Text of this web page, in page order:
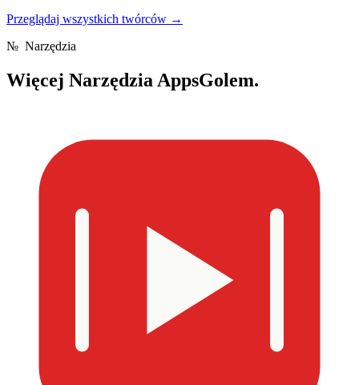
Przeglądaj wszystkich twórców →
№ Narzędzia
Więcej Narzędzia AppsGolem.